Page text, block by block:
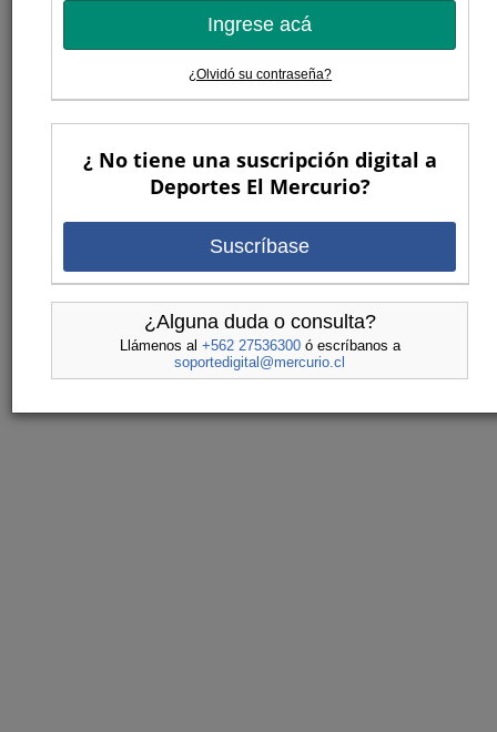
Ingrese acá
¿Olvidó su contraseña?
¿ No tiene una suscripción digital a
Deportes El Mercurio?
Suscríbase
¿Alguna duda o consulta?
Llámenos al +562 27536300ó escríbanos a
soportedigital@mercurio.cl